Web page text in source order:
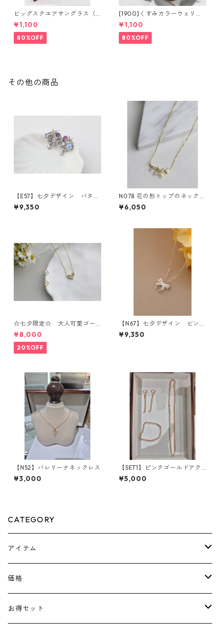
ビッグスクエアサングラス（2
colors）**SinSin*
¥1,100
80%OFF
[1900]くすみカラーウェリン
トンサングラス（2colors）**
SinSin*
¥1,100
80%OFF
その他の商品
【E57】七夕デザイン バタフ
ライリーススタッドピアス
¥9,350
N078 花の形トップのネックレ
ス
¥6,050
☆七夕限定☆ 大人可愛ゴー
ルドハードセット・ネックレ
ス+ビアス
¥8,000
20%OFF
【N67】七夕デザイン ビンテ
ージレースリボンモチーフネ
ックレス
¥9,350
【N52】バレリーナネックレス
¥3,000
【SET1】ピンクゴールドアク
セサリーセット
¥5,000
CATEGORY
アイテム
ピアス
ネックレス
価格
￥1100～￥2000
お得セット